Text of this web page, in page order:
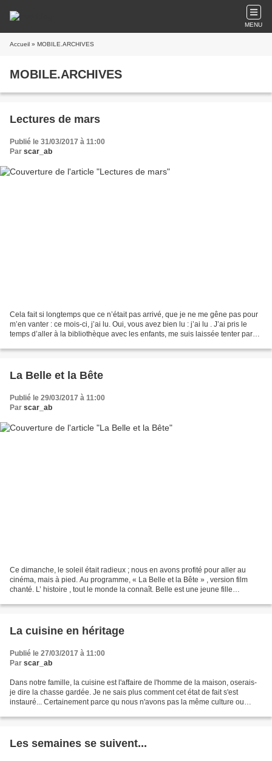
MENU
Accueil » MOBILE.ARCHIVES
MOBILE.ARCHIVES
Lectures de mars
Publié le 31/03/2017 à 11:00
Par scar_ab
Cela fait si longtemps que ce n’était pas arrivé, que je ne me gêne pas pour
m’en vanter : ce mois-ci, j’ai lu. Oui, vous avez bien lu : j’ai lu . J’ai pris le
temps d’aller à la bibliothèque avec les enfants, me suis laissée tenter par
La Belle et la Bête
Publié le 29/03/2017 à 11:00
Par scar_ab
Ce dimanche, le soleil était radieux ; nous en avons profité pour aller au
cinéma, mais à pied. Au programme, « La Belle et la Bête » , version film
chanté. L’ histoire , tout le monde la connaît. Belle est une jeune fille
La cuisine en héritage
Publié le 27/03/2017 à 11:00
Par scar_ab
Dans notre famille, la cuisine est l'affaire de l'homme de la maison, oserais-
je dire la chasse gardée. Je ne sais plus comment cet état de fait s'est
instauré... Certainement parce qu nous n'avons pas la même culture ou
Les semaines se suivent...